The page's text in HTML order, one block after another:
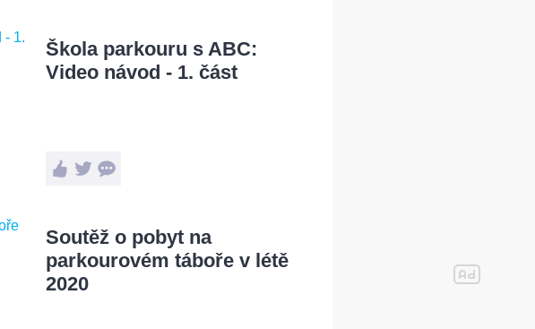
Škola parkouru s ABC:
Video návod - 1. část
Soutěž o pobyt na
parkourovém táboře v létě
2020